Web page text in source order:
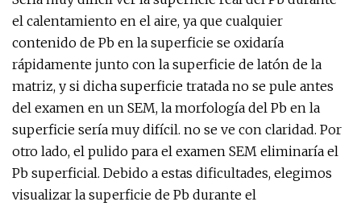
el calentamiento en el aire, ya que cualquier
contenido de Pb en la superficie se oxidaría
rápidamente junto con la superficie de latón de la
matriz, y si dicha superficie tratada no se pule antes
del examen en un SEM, la morfología del Pb en la
superficie sería muy difícil. no se ve con claridad. Por
otro lado, el pulido para el examen SEM eliminaría el
Pb superficial. Debido a estas dificultades, elegimos
visualizar la superficie de Pb durante el